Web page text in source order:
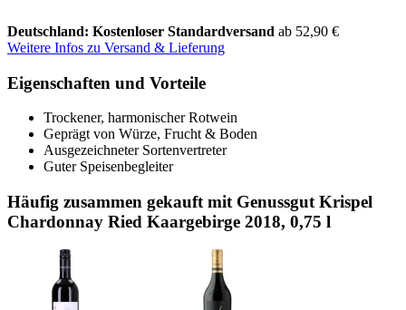
Deutschland: Kostenloser Standardversand ab 52,90 €
Weitere Infos zu Versand & Lieferung
Eigenschaften und Vorteile
Trockener, harmonischer Rotwein
Geprägt von Würze, Frucht & Boden
Ausgezeichneter Sortenvertreter
Guter Speisenbegleiter
Häufig zusammen gekauft mit Genussgut Krispel
Chardonnay Ried Kaargebirge 2018, 0,75 l